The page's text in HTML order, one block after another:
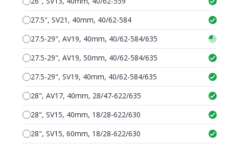
27.5", SV21, 40mm, 40/62-584
27.5-29", AV19, 40mm, 40/62-584/635
27.5-29", AV19, 50mm, 40/62-584/635
27.5-29", SV19, 40mm, 40/62-584/635
28", AV17, 40mm, 28/47-622/635
28", SV15, 40mm, 18/28-622/630
28", SV15, 60mm, 18/28-622/630